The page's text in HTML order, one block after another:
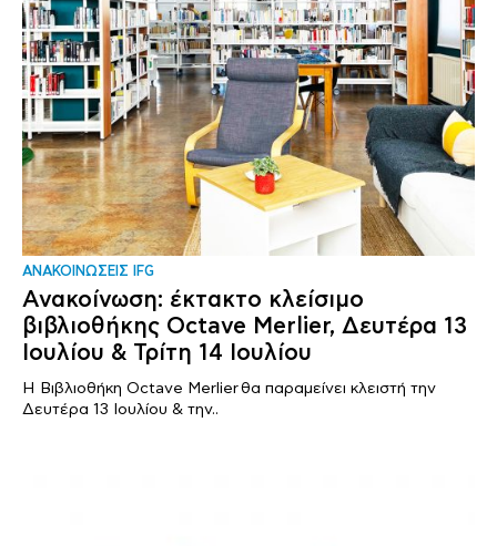
ΑΝΑΚΟΙΝΩΣΕΙΣ IFG
Ανακοίνωση: έκτακτο κλείσιμο
βιβλιοθήκης Octave Merlier, Δευτέρα 13
Ιουλίου & Τρίτη 14 Ιουλίου
Η Βιβλιοθήκη Octave Merlier θα παραμείνει κλειστή την
Δευτέρα 13 Ιουλίου & την..